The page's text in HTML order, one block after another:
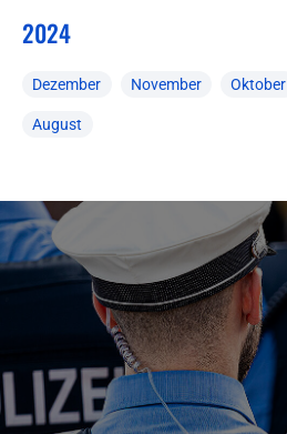
2024
Dezember November Oktober
August